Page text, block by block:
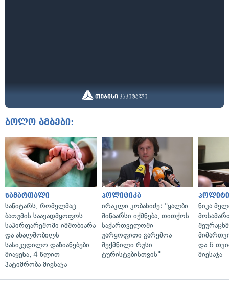
ბოლო ამბები:
სამართალი
სანიტარს, რომელმაც
ბათუმის საავადმყოფოს
საპირფარეშოში იმშობიარა
და ახალშობილს
სასიკვდილო დაზიანებები
მიაყენა, 4 წლით
პატიმრობა მიესაჯა
პოლიტიკა
ირაკლი კობახიძე: "ყალბი
შინაარსი იქმნება, თითქოს
საქართველოში
უარყოფითი გარემოა
შექმნილი რუსი
ტურისტებისთვის"
ნიკა
და 6
მიესაჯა